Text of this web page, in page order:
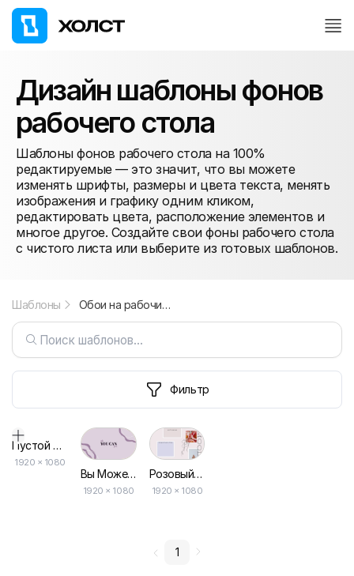
Дизайн шаблоны фонов
рабочего стола
Шаблоны фонов рабочего стола на 100%
редактируемые — это значит, что вы можете
изменять шрифты, размеры и цвета текста, менять
изображения и графику одним кликом,
редактировать цвета, расположение элементов и
многое другое. Создайте свои фоны рабочего стола
с чистого листа или выберите из готовых шаблонов.
Шаблоны Обои на рабочий стол
Фильтр
Пустой дизайн-макет
1920 × 1080
Вы Можете Фиолетовый Обои для Рабочего Стола
1920 × 1080
Розовый Минималистичный Мудборд Обои для Рабочего Стола
1920 × 1080
1